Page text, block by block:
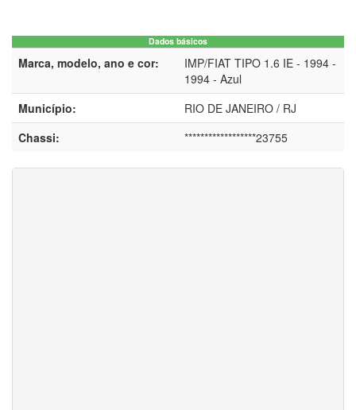
Dados básicos
Marca, modelo, ano e cor:
IMP/FIAT TIPO 1.6 IE - 1994 -
1994 - Azul
Município:
RIO DE JANEIRO / RJ
Chassi:
******************23755